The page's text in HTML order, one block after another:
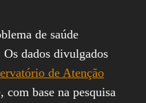
de saúde
dados divulgados
de Atenção
com base na pesquisa